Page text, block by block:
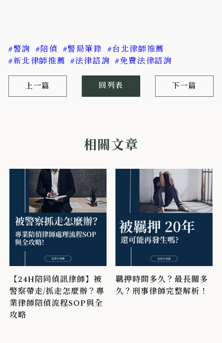
#警詢 #陪偵 #警局筆錄 #台北律師推薦
#新北律師推薦 #法律諮詢 #免費法律諮詢
上一篇 回列表 下一篇
【24H陪同偵訊律師】被
警察帶走/抓走怎麼辦？專
業律師陪偵流程SOP與全
攻略
羈押時間多久？最長關多
久？刑事律師完整解析！